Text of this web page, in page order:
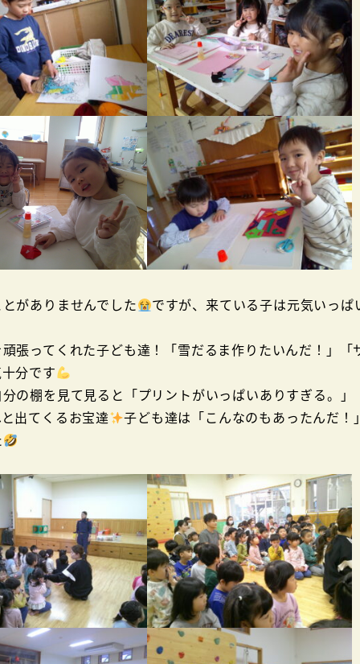
がありませんでした ですが、来ている子は元気いっぱ
ってくれた子ども達！「雪だるま作りたいんだ！」「
分です
棚を見て見ると「プリントがいっぱいありすぎる。」
出てくるお宝達
子ども達は「こんなのもあったんだ！